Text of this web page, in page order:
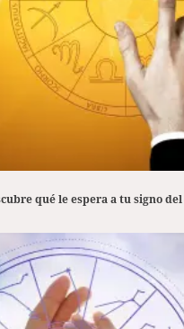
qué le espera a tu signo